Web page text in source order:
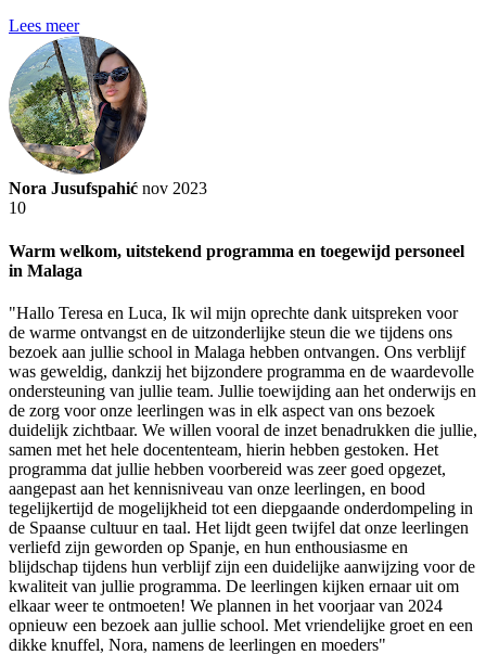
Lees meer
Nora Jusufspahić nov 2023
10
Warm welkom, uitstekend programma en toegewijd personeel
in Malaga
"Hallo Teresa en Luca, Ik wil mijn oprechte dank uitspreken voor
de warme ontvangst en de uitzonderlijke steun die we tijdens ons
bezoek aan jullie school in Malaga hebben ontvangen. Ons verblijf
was geweldig, dankzij het bijzondere programma en de waardevolle
ondersteuning van jullie team. Jullie toewijding aan het onderwijs en
de zorg voor onze leerlingen was in elk aspect van ons bezoek
duidelijk zichtbaar. We willen vooral de inzet benadrukken die jullie,
samen met het hele docententeam, hierin hebben gestoken. Het
programma dat jullie hebben voorbereid was zeer goed opgezet,
aangepast aan het kennisniveau van onze leerlingen, en bood
tegelijkertijd de mogelijkheid tot een diepgaande onderdompeling in
de Spaanse cultuur en taal. Het lijdt geen twijfel dat onze leerlingen
verliefd zijn geworden op Spanje, en hun enthousiasme en
blijdschap tijdens hun verblijf zijn een duidelijke aanwijzing voor de
kwaliteit van jullie programma. De leerlingen kijken ernaar uit om
elkaar weer te ontmoeten! We plannen in het voorjaar van 2024
opnieuw een bezoek aan jullie school. Met vriendelijke groet en een
dikke knuffel, Nora, namens de leerlingen en moeders"